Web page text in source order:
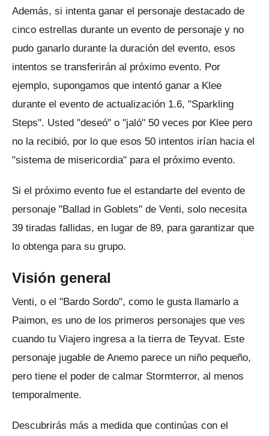
Además, si intenta ganar el personaje destacado de
cinco estrellas durante un evento de personaje y no
pudo ganarlo durante la duración del evento, esos
intentos se transferirán al próximo evento. Por
ejemplo, supongamos que intentó ganar a Klee
durante el evento de actualización 1.6, "Sparkling
Steps". Usted "deseó" o "jaló" 50 veces por Klee pero
no la recibió, por lo que esos 50 intentos irían hacia el
"sistema de misericordia" para el próximo evento.
Si el próximo evento fue el estandarte del evento de
personaje "Ballad in Goblets" de Venti, solo necesita
39 tiradas fallidas, en lugar de 89, para garantizar que
lo obtenga para su grupo.
Visión general
Venti, o el "Bardo Sordo", como le gusta llamarlo a
Paimon, es uno de los primeros personajes que ves
cuando tu Viajero ingresa a la tierra de Teyvat. Este
personaje jugable de Anemo parece un niño pequeño,
pero tiene el poder de calmar Stormterror, al menos
temporalmente.
Descubrirás más a medida que continúas con el